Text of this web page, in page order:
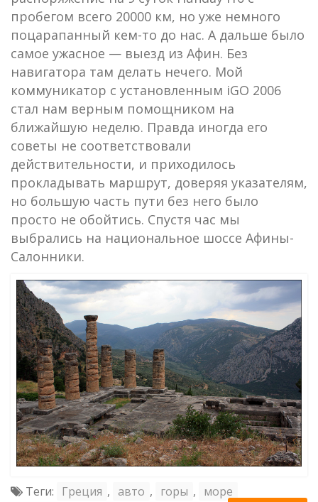
пробегом всего 20000 км, но уже немного
поцарапанный кем-то до нас. А дальше было
самое ужасное — выезд из Афин. Без
навигатора там делать нечего. Мой
коммуникатор с установленным iGO 2006
стал нам верным помощником на
ближайшую неделю. Правда иногда его
советы не соответствовали
действительности, и приходилось
прокладывать маршрут, доверяя указателям,
но большую часть пути без него было
просто не обойтись. Спустя час мы
выбрались на национальное шоссе Афины-
Салонники.
Теги: Греция , авто , горы , море